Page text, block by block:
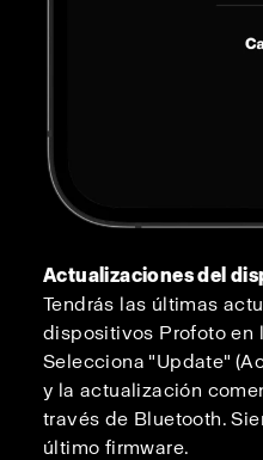
Actualizaciones del
Tendrás las últimas
dispositivos Profoto en
Selecciona "Update"
y la actualización
través de Bluetooth.
último firmware.